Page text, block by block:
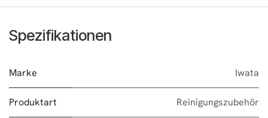
Spezifikationen
Marke Iwata
Produktart Reinigungszubehör